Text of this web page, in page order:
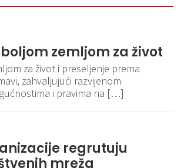
zemljom za život
za život i preseljenje prema
zahvaljujući razvijenom
i pravima na […]
regrutuju
mreža